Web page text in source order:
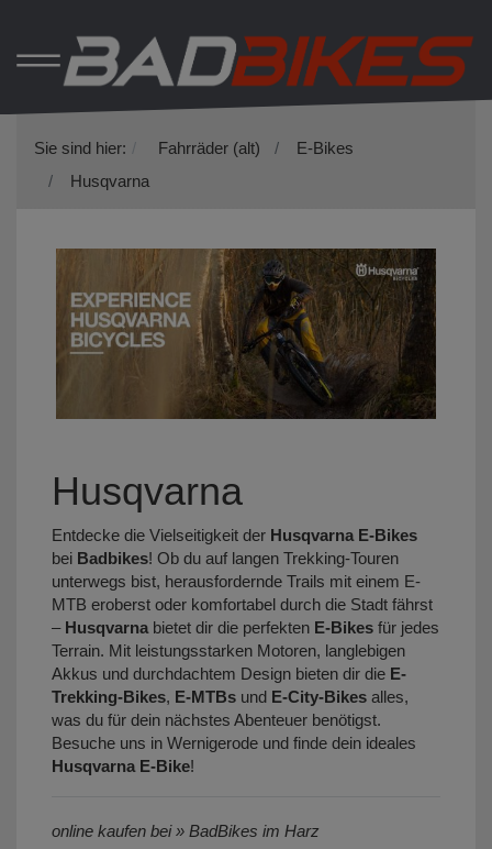
Sie sind hier: Fahrräder (alt)
E-Bikes
Husqvarna
Husqvarna
Entdecke die Vielseitigkeit der Husqvarna E-Bikes
bei Badbikes! Ob du auf langen Trekking-Touren
unterwegs bist, herausfordernde Trails mit einem E-
MTB eroberst oder komfortabel durch die Stadt fährst
– Husqvarnabietet dir die perfekten E-Bikes für jedes
Terrain. Mit leistungsstarken Motoren, langlebigen
Akkus und durchdachtem Design bieten dir die E-
Trekking-Bikes, E-MTBs und E-City-Bikes alles,
was du für dein nächstes Abenteuer benötigst.
Besuche uns in Wernigerode und finde dein ideales
Husqvarna E-Bike!
online kaufen bei » BadBikes im Harz